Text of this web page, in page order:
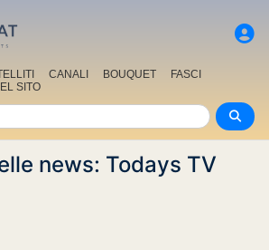
CANALI BOUQUET
FASCI
SITO
news: Todays TV